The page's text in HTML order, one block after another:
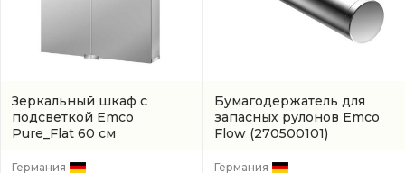
Зеркальный шкаф с
подсветкой Emco
Pure_Flat 60 см
Германия
Бумагодержатель для
запасных рулонов Emco
Flow (270500101)
Германия